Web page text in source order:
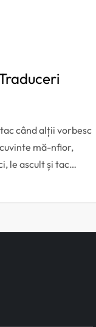
când alții vorbesc
mă-nfior,
le ascult și tac…